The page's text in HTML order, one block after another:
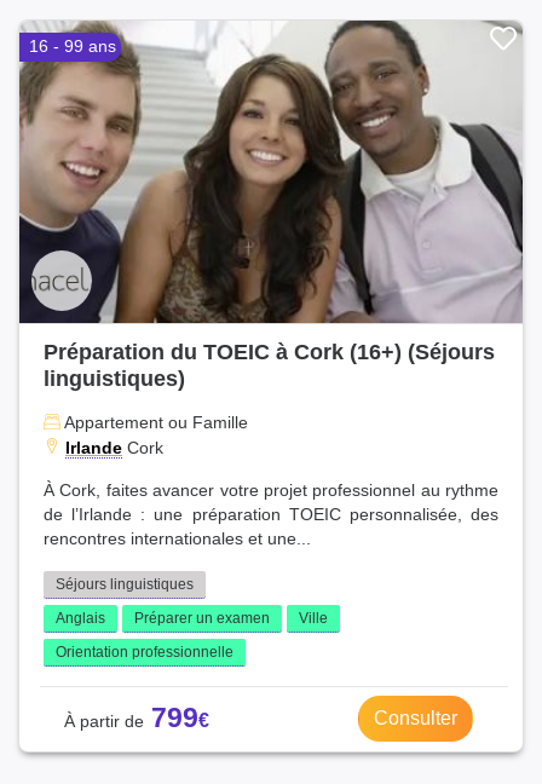
16 - 99 ans
Préparation du TOEIC à Cork (16+) (Séjours
linguistiques)
Appartement ou Famille
Irlande Cork
À Cork, faites avancer votre projet professionnel au rythme
de l’Irlande : une préparation TOEIC personnalisée, des
rencontres internationales et une...
Séjours linguistiques
Anglais
Préparer un examen
Ville
Orientation professionnelle
799 Consulter